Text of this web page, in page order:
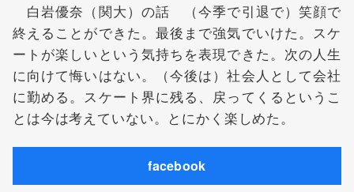
白岩優奈（関大）の話 （今季で引退で）笑顔で
終えることができた。最後まで強気でいけた。スケ
ートが楽しいという気持ちを表現できた。次の人生
に向けて悔いはない。（今後は）社会人として会社
に勤める。スケート界に残る、戻ってくるというこ
とは今は考えていない。とにかく楽しめた。
facebook